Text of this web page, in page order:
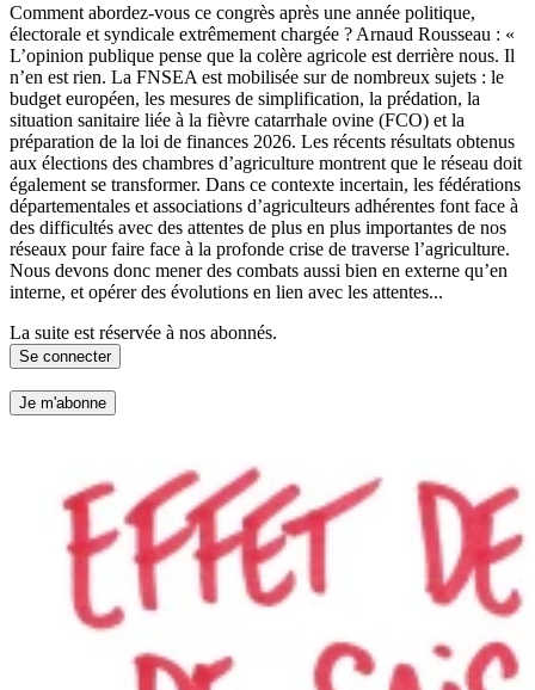
Comment abordez-vous ce congrès après une année politique,
électorale et syndicale extrêmement chargée ? Arnaud Rousseau : «
L’opinion publique pense que la colère agricole est derrière nous. Il
n’en est rien. La FNSEA est mobilisée sur de nombreux sujets : le
budget européen, les mesures de simplification, la prédation, la
situation sanitaire liée à la fièvre catarrhale ovine (FCO) et la
préparation de la loi de finances 2026. Les récents résultats obtenus
aux élections des chambres d’agriculture montrent que le réseau doit
également se transformer. Dans ce contexte incertain, les fédérations
départementales et associations d’agriculteurs adhérentes font face à
des difficultés avec des attentes de plus en plus importantes de nos
réseaux pour faire face à la profonde crise de traverse l’agriculture.
Nous devons donc mener des combats aussi bien en externe qu’en
interne, et opérer des évolutions en lien avec les attentes...
La suite est réservée à nos abonnés.
Se connecter
Je m'abonne